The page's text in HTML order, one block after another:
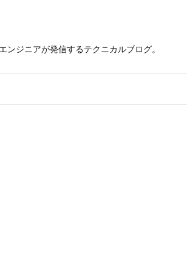
ジニアが発信するテクニカルブログ。